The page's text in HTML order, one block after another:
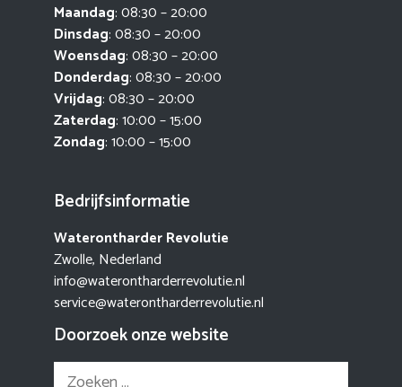
Maandag: 08:30 – 20:00
Dinsdag: 08:30 – 20:00
Woensdag: 08:30 – 20:00
Donderdag: 08:30 – 20:00
Vrijdag: 08:30 – 20:00
Zaterdag: 10:00 – 15:00
Zondag: 10:00 – 15:00
Bedrijfsinformatie
Waterontharder Revolutie
Zwolle, Nederland
info@waterontharderrevolutie.nl
service@waterontharderrevolutie.nl
Doorzoek onze website
Zoek